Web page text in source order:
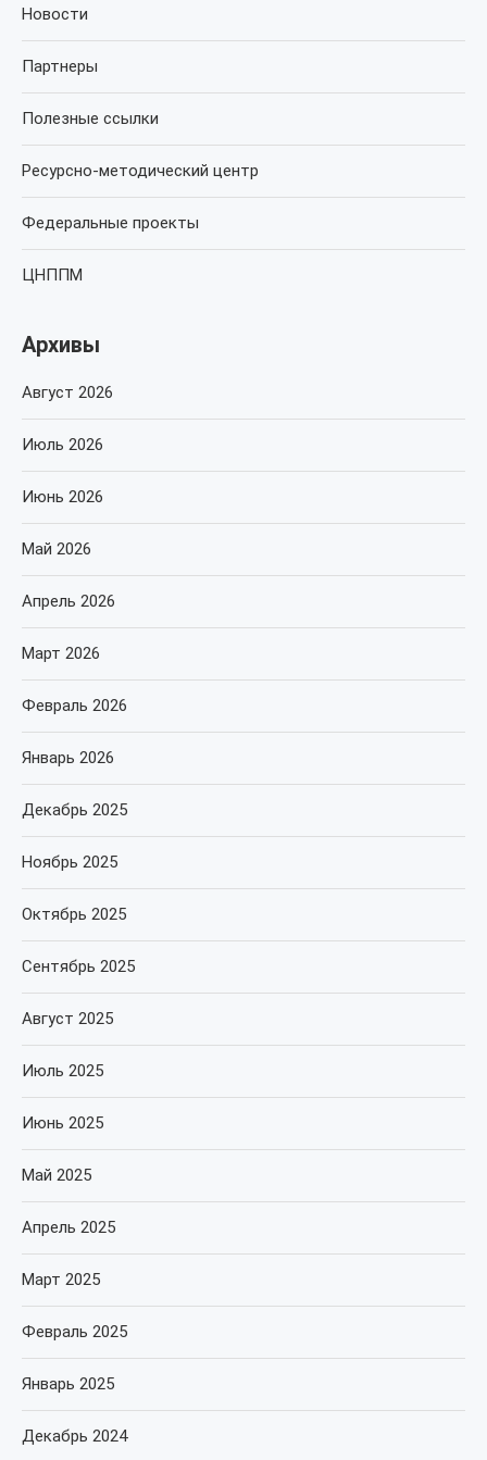
Новости
Партнеры
Полезные ссылки
Ресурсно-методический центр
Федеральные проекты
ЦНППМ
Архивы
Август 2026
Июль 2026
Июнь 2026
Май 2026
Апрель 2026
Март 2026
Февраль 2026
Январь 2026
Декабрь 2025
Ноябрь 2025
Октябрь 2025
Сентябрь 2025
Август 2025
Июль 2025
Июнь 2025
Май 2025
Апрель 2025
Март 2025
Февраль 2025
Январь 2025
Декабрь 2024